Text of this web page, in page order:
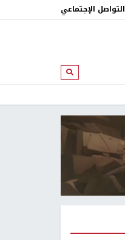
التواصل الإجتماعي
ابحث